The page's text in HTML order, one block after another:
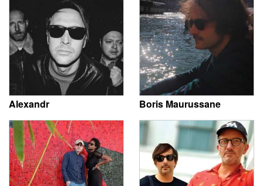
Alexandr Boris Maurussane